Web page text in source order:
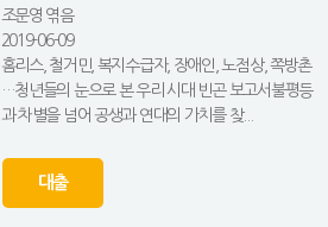
조문영 엮음
2019-06-09
홈리스, 철거민, 복지수급자, 장애인, 노점상, 쪽방촌
…청년들의 눈으로 본 우리 시대 빈곤 보고서불평등
과 차별을 넘어 공생과 연대의 가치를 찾...
대출